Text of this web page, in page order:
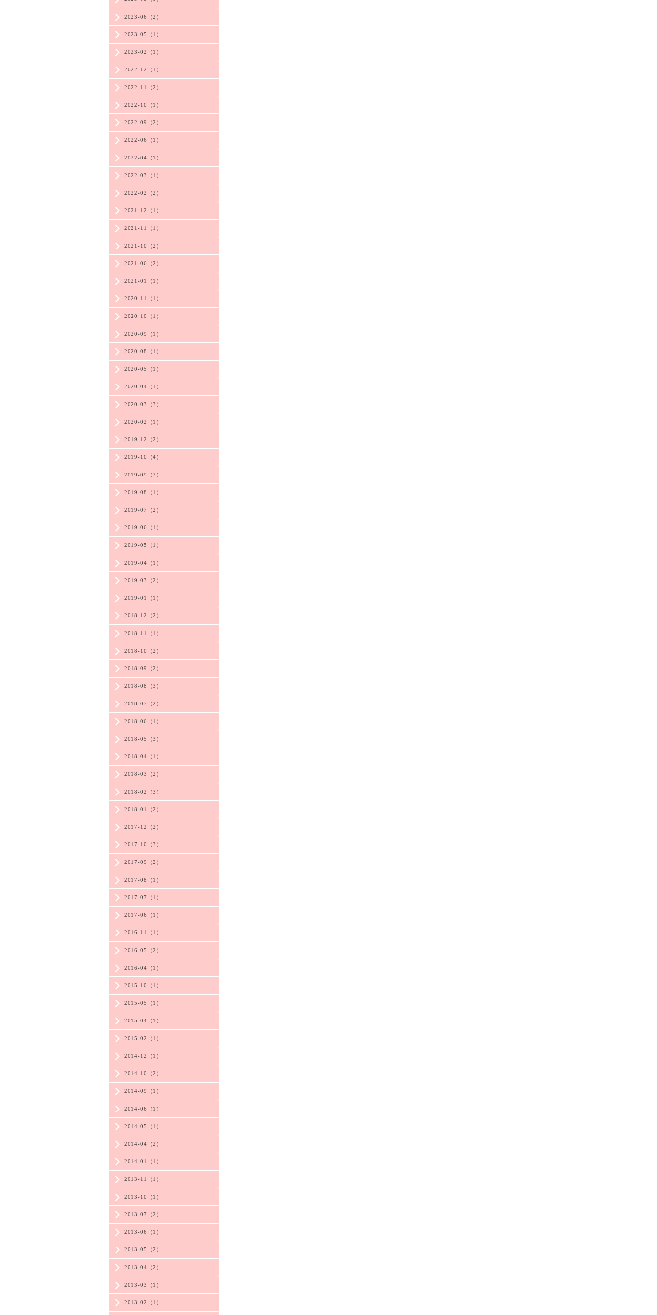
2023-06（2）
2023-05（1）
2023-02（1）
2022-12（1）
2022-11（2）
2022-10（1）
2022-09（2）
2022-06（1）
2022-04（1）
2022-03（1）
2022-02（2）
2021-12（1）
2021-11（1）
2021-10（2）
2021-06（2）
2021-01（1）
2020-11（1）
2020-10（1）
2020-09（1）
2020-08（1）
2020-05（1）
2020-04（1）
2020-03（3）
2020-02（1）
2019-12（2）
2019-10（4）
2019-09（2）
2019-08（1）
2019-07（2）
2019-06（1）
2019-05（1）
2019-04（1）
2019-03（2）
2019-01（1）
2018-12（2）
2018-11（1）
2018-10（2）
2018-09（2）
2018-08（3）
2018-07（2）
2018-06（1）
2018-05（3）
2018-04（1）
2018-03（2）
2018-02（3）
2018-01（2）
2017-12（2）
2017-10（3）
2017-09（2）
2017-08（1）
2017-07（1）
2017-06（1）
2016-11（1）
2016-05（2）
2016-04（1）
2015-10（1）
2015-05（1）
2015-04（1）
2015-02（1）
2014-12（1）
2014-10（2）
2014-09（1）
2014-06（1）
2014-05（1）
2014-04（2）
2014-01（1）
2013-11（1）
2013-10（1）
2013-07（2）
2013-06（1）
2013-05（2）
2013-04（2）
2013-03（1）
2013-02（1）